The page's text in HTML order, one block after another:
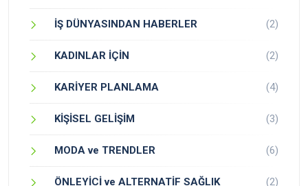
İŞ DÜNYASINDAN HABERLER (2)
KADINLAR İÇİN (2)
KARİYER PLANLAMA (4)
KİŞİSEL GELİŞİM (3)
MODA ve TRENDLER (6)
ÖNLEYİCİ ve ALTERNATİF SAĞLIK (2)